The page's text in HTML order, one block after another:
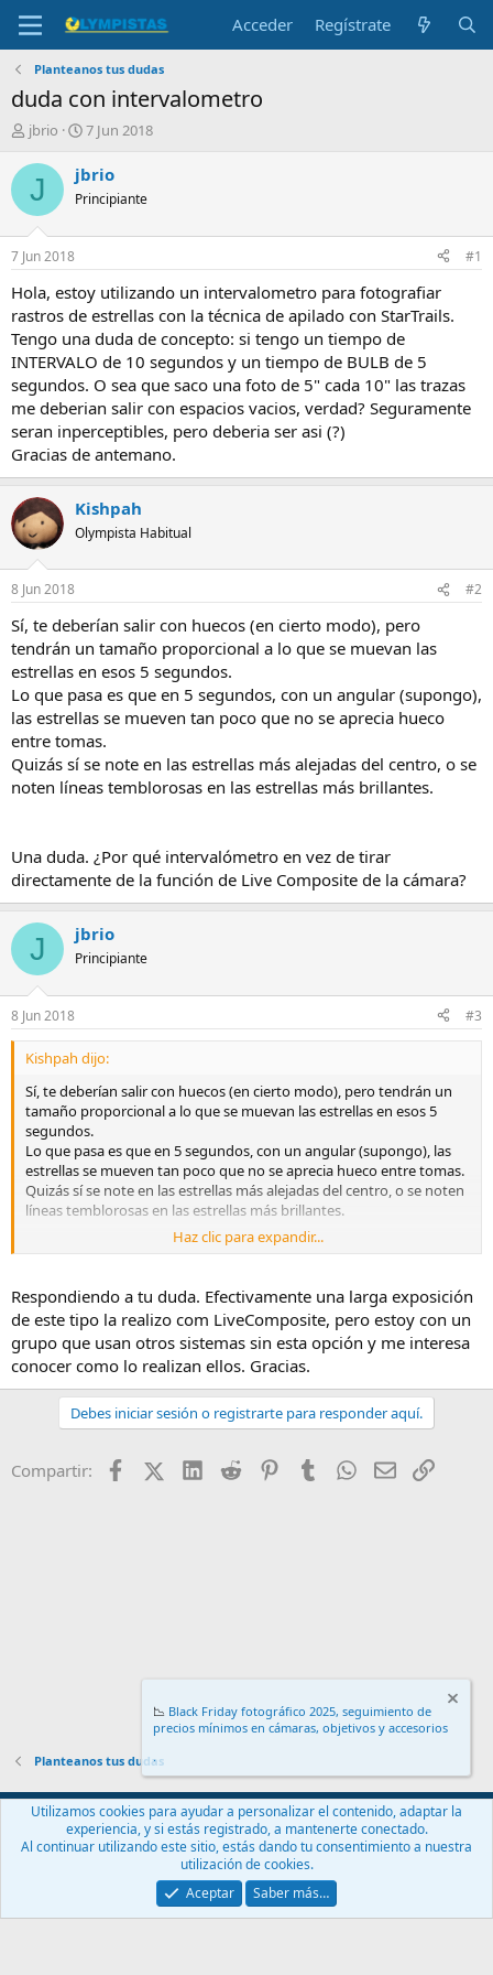
Acceder Regístrate
Planteanos tus dudas
duda con intervalometro
I
i
a
o
r
d
e
l
t
e
m
a
jbrio
F
c
h
a
i
n
i
c
i
o
7 Jun 2018
J jbrio
Principiante
7 Jun 2018 #1
Hola, estoy utilizando un intervalometro para fotografiar
rastros de estrellas con la técnica de apilado con StarTrails.
Tengo una duda de concepto: si tengo un tiempo de
INTERVALO de 10 segundos y un tiempo de BULB de 5
segundos. O sea que saco una foto de 5" cada 10" las trazas
me deberian salir con espacios vacios, verdad? Seguramente
seran inperceptibles, pero deberia ser asi (?)
Gracias de antemano.
Kishpah
Olympista Habitual
8 Jun 2018 #2
Sí, te deberían salir con huecos (en cierto modo), pero
tendrán un tamaño proporcional a lo que se muevan las
estrellas en esos 5 segundos.
Lo que pasa es que en 5 segundos, con un angular (supongo),
las estrellas se mueven tan poco que no se aprecia hueco
entre tomas.
Quizás sí se note en las estrellas más alejadas del centro, o se
noten líneas temblorosas en las estrellas más brillantes.
Una duda. ¿Por qué intervalómetro en vez de tirar
directamente de la función de Live Composite de la cámara?
J jbrio
Principiante
8 Jun 2018 #3
Kishpah dijo:
Sí, te deberían salir con huecos (en cierto modo), pero tendrán un
tamaño proporcional a lo que se muevan las estrellas en esos 5
segundos.
Lo que pasa es que en 5 segundos, con un angular (supongo), las
estrellas se mueven tan poco que no se aprecia hueco entre tomas.
Quizás sí se note en las estrellas más alejadas del centro, o se noten
líneas temblorosas en las estrellas más brillantes.
la función de Live Composite de la cámara?
Haz clic para expandir...
Respondiendo a tu duda. Efectivamente una larga exposición
de este tipo la realizo com LiveComposite, pero estoy con un
grupo que usan otros sistemas sin esta opción y me interesa
conocer como lo realizan ellos. Gracias.
Debes iniciar sesión o registrarte para responder aquí.
Compartir: FacebookX (Twitter)
LinkedIn
Reddit PinterestTumblr WhatsApp
EmailEnlace
Planteanos tus dudas
Español (ES)
Contáctanos
Términos y reglas Política de privacidad
Ayuda
Community platform by XenForo® © 2010-2024 XenForo Ltd.
📉 Black Friday fotográfico 2025, seguimiento de
precios mínimos en cámaras, objetivos y accesorios
.
Utilizamos cookies para ayudar a personalizar el contenido, adaptar la
experiencia, y si estás registrado, a mantenerte conectado.
Al continuar utilizando este sitio, estás dando tu consentimiento a nuestra
utilización de cookies.
Aceptar
Saber más…